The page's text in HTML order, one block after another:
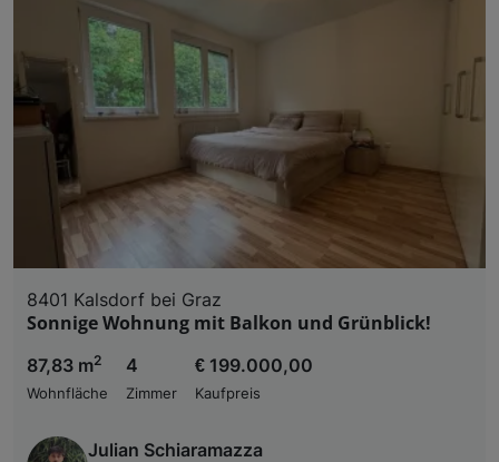
8401 Kalsdorf bei Graz
Sonnige Wohnung mit Balkon und Grünblick!
87,83 m2
Wohnfläche
4
Zimmer
€ 199.000,00
Kaufpreis
Julian Schiaramazza